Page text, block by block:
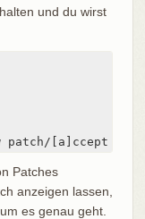
und du wirst
[a]ccept all
Patches
anzeigen lassen,
es genau geht.